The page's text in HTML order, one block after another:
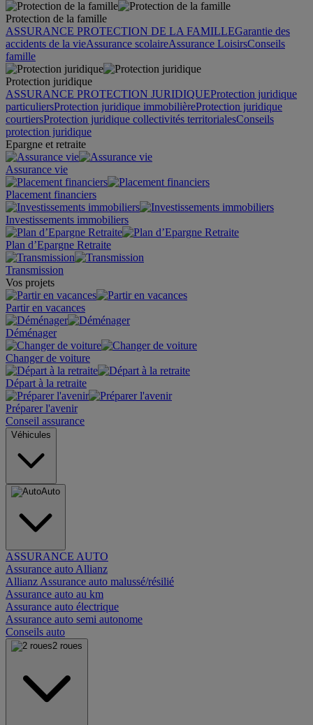
Protection de la famille
ASSURANCE PROTECTION DE LA FAMILLEGarantie des
accidents de la vieAssurance scolaireAssurance LoisirsConseils
famille
Protection juridique
ASSURANCE PROTECTION JURIDIQUEProtection juridique
particuliersProtection juridique immobilièreProtection juridique
courtiersProtection juridique collectivités territorialesConseils
protection juridique
Epargne et retraite
Assurance vie
Placement financiers
Investissements immobiliers
Plan d’Epargne Retraite
Transmission
Vos projets
Partir en vacances
Déménager
Changer de voiture
Départ à la retraite
Préparer l'avenir
Conseil assurance
Véhicules
Auto
ASSURANCE AUTO
Assurance auto Allianz
Allianz Assurance auto malussé/résilié
Assurance auto au km
Assurance auto électrique
Assurance auto semi autonome
Conseils auto
2 roues